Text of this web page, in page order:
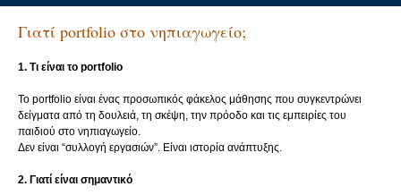
Γιατί portfolio στο νηπιαγωγείο;
1. Τι είναι το portfolio
Το portfolio είναι ένας προσωπικός φάκελος μάθησης που συγκεντρώνει
δείγματα από τη δουλειά, τη σκέψη, την πρόοδο και τις εμπειρίες του
παιδιού στο νηπιαγωγείο.
Δεν είναι “συλλογή εργασιών”. Είναι ιστορία ανάπτυξης.
2. Γιατί είναι σημαντικό